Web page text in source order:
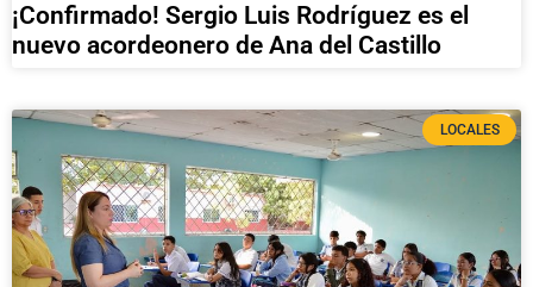
¡Confirmado! Sergio Luis Rodríguez es el
nuevo acordeonero de Ana del Castillo
LOCALES